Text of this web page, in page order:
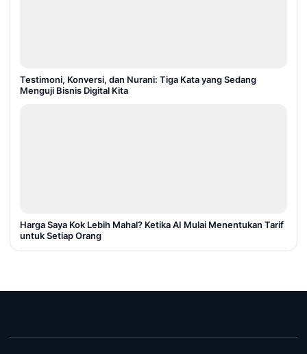
Testimoni, Konversi, dan Nurani: Tiga Kata yang Sedang
Menguji Bisnis Digital Kita
Harga Saya Kok Lebih Mahal? Ketika AI Mulai Menentukan Tarif
untuk Setiap Orang